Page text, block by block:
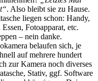
. Also bleibt sie zu Hause.
liegen schon: Handy,
Fotoapparat, etc.
– nein danke.
belaufen sich, je
auf mehrere hundert
zur Kamera noch diverses
Stativ, ggf. Software